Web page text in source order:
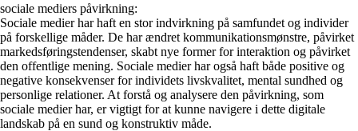
sociale mediers påvirkning:
Sociale medier har haft en stor indvirkning på samfundet og individer
på forskellige måder. De har ændret kommunikationsmønstre, påvirket
markedsføringstendenser, skabt nye former for interaktion og påvirket
den offentlige mening. Sociale medier har også haft både positive og
negative konsekvenser for individets livskvalitet, mental sundhed og
personlige relationer. At forstå og analysere den påvirkning, som
sociale medier har, er vigtigt for at kunne navigere i dette digitale
landskab på en sund og konstruktiv måde.